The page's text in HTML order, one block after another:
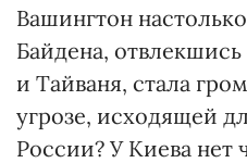
Вашингтон
Байдена,
и Тайваня, стала
угрозе, исходящей
России? У Киева нет